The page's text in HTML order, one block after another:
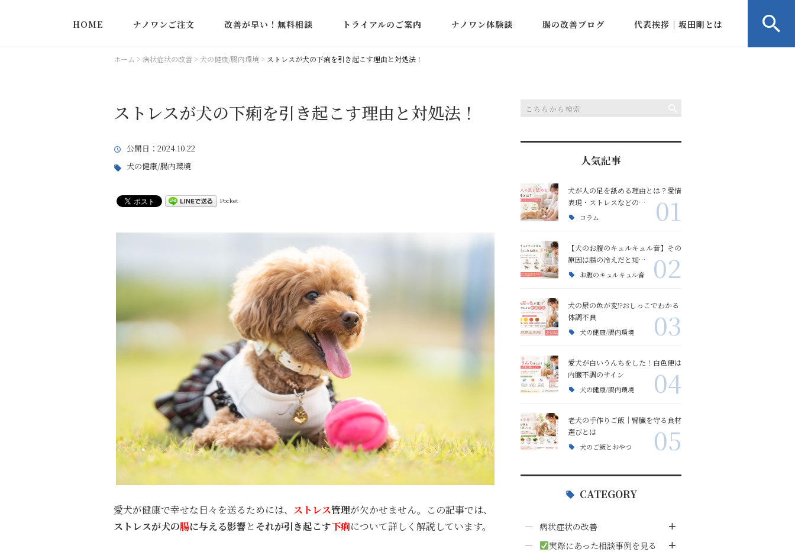
HOME ナノワンご注文 改善が早い！無料相談
実際にあった相談事例
トライアルのご案内 ナノワン体験談
下痢・軟便・血便
IBD（炎症性腸疾患）
腸の改善ブログ
血便相談
目ヤニ相談
口臭・体臭相談
下痢血便嘔吐の改善
嘔吐の改善
腸の冷え/腸内環境 腸の冷え
食欲不振の改善
リンパ腫
薬の副作用
アレルギー
代表挨拶｜坂田剛とは
ホーム > 病状症状の改善 > 犬の健康/腸内環境 > ストレスが犬の下痢を引き起こす理由と対処法！
ストレスが犬の下痢を引き起こす理由と対処法！
公開日 ：2024.10.22
犬の健康/腸内環境
Pocket
愛犬が健康で幸せな日々を送るためには、 ストレス管理が欠かせません。この記事では、
ストレスが犬の腸に与える影響とそれが引き起こす下痢について詳しく解説しています。
人気記事
犬が人の足を舐める理由とは？愛情
表現・ストレスなどの…
コラム 01
【犬のお腹のキュルキュル音】その
原因は腸の冷えだと知…
お腹のキュルキュル音 02
犬の尿の色が変⁉おしっこでわかる
体調不良
犬の健康/腸内環境 03
愛犬が白いうんちをした！白色便は
内臓不調のサイン
犬の健康/腸内環境 04
老犬の手作りご飯｜腎臓を守る食材
選びとは
犬のご飯とおやつ 05
CATEGORY
病状症状の改善
実際にあった相談事例を見る